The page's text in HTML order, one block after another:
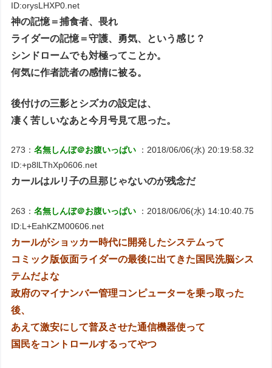
ID:orysLHXP0.net
神の記憶＝捕食者、畏れ
ライダーの記憶＝守護、勇気、という感じ？
シンドロームでも対極ってことか。
何気に作者読者の感情に被る。
後付けの三影とシズカの設定は、
凄く苦しいなあと今月号見て思った。
273：名無しんぼ＠お腹いっぱい
：2018/06/06(水) 20:19:58.32
ID:+p8lLThXp0606.net
カールはルリ子の旦那じゃないのが残念だ
263：名無しんぼ＠お腹いっぱい
：2018/06/06(水) 14:10:40.75
ID:L+EahKZM00606.net
カールがショッカー時代に開発したシステムって
コミック版仮面ライダーの最後に出てきた国民洗脳シス
テムだよな
政府のマイナンバー管理コンピューターを乗っ取った
後、
あえて激安にして普及させた通信機器使って
国民をコントロールするってやつ